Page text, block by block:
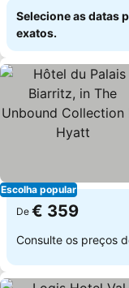
Selecione as datas
exatos.
Escolha popular
De € 359
Consulte os preços